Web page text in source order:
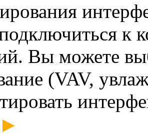
к
Вы можете
(VAV,
►